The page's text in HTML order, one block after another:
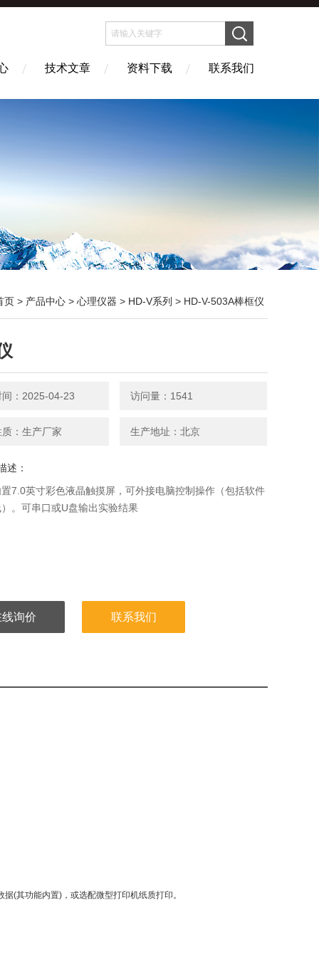
技术文章 资料下载 联系我们
页 > 产品中心 > 心理仪器 > HD-V系列 > HD-V-503A棒框仪
间：2025-04-23 访问量：1541
质：生产厂家 生产地址：北京
述：
7.0英寸彩色液晶触摸屏，可外接电脑控制操作（包括软件
。可串口或U盘输出实验结果
询价 联系我们
据(其功能内置) ，或选配微型打印机纸质打印。